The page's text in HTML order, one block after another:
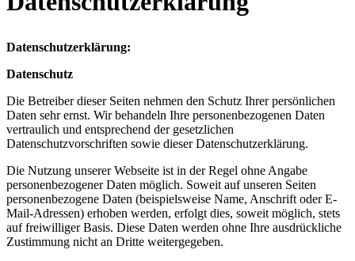
Datenschutzerklärung:
Datenschutz
Die Betreiber dieser Seiten nehmen den Schutz Ihrer persönlichen
Daten sehr ernst. Wir behandeln Ihre personenbezogenen Daten
vertraulich und entsprechend der gesetzlichen
Datenschutzvorschriften sowie dieser Datenschutzerklärung.
Die Nutzung unserer Webseite ist in der Regel ohne Angabe
personenbezogener Daten möglich. Soweit auf unseren Seiten
personenbezogene Daten (beispielsweise Name, Anschrift oder E-
Mail-Adressen) erhoben werden, erfolgt dies, soweit möglich, stets
auf freiwilliger Basis. Diese Daten werden ohne Ihre ausdrückliche
Zustimmung nicht an Dritte weitergegeben.